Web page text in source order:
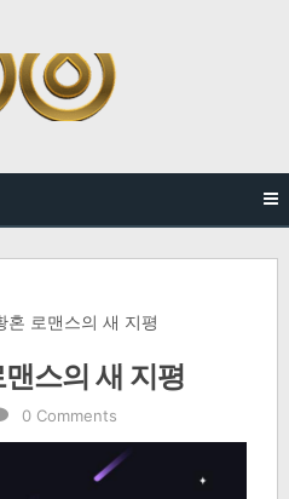
혼 로맨스의 새 지평
스의 새 지평
0 Comments